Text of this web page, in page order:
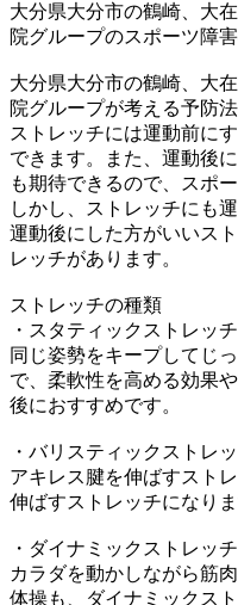
大分県大分市の鶴崎、大
院グループのスポーツ障
大分県大分市の鶴崎、大
院グループが考える予防
ストレッチには運動前に
できます。また、運動後
も期待できるので、スポ
しかし、ストレッチにも
運動後にした方がいいス
レッチがあります。
ストレッチの種類
・スタティックストレッチ
同じ姿勢をキープしてじ
で、柔軟性を高める効果
後におすすめです。
・バリスティックストレ
アキレス腱を伸ばすスト
伸ばすストレッチになりま
・ダイナミックストレッチ
カラダを動かしながら筋
体操も、ダイナミックス